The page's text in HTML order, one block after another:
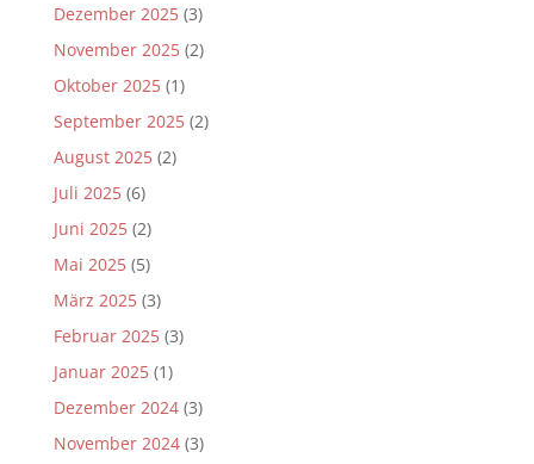
Dezember 2025(3)
November 2025(2)
Oktober 2025(1)
September 2025(2)
August 2025(2)
Juli 2025(6)
Juni 2025(2)
Mai 2025(5)
März 2025(3)
Februar 2025(3)
Januar 2025(1)
Dezember 2024(3)
November 2024(3)